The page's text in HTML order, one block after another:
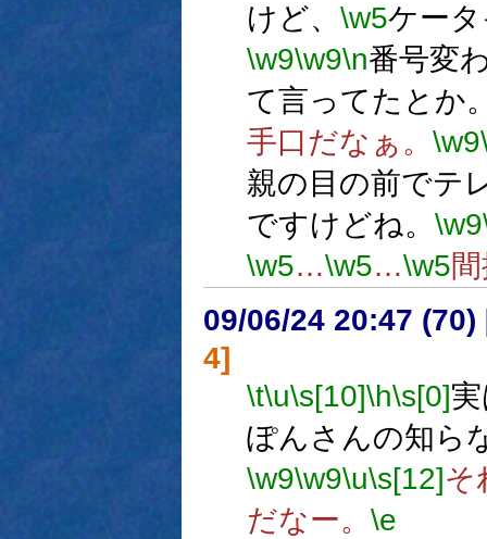
けど、 \w5ケー
\w9\w9\n番号変
て言ってたとか
手口だなぁ。 \w9
親の目の前でテ
ですけどね。 \w9
\w5…\w5…\w5
09/06/24 20:47 (70)
4]
\t\u\s[10]\h\s[0]
ぽんさんの知ら
\w9\w9\u\s[12]そ
だなー。 \e